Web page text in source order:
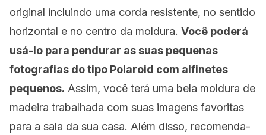
original incluindo uma corda resistente, no sentido
horizontal e no centro da moldura. Você poderá
usá-lo para pendurar as suas pequenas
fotografias do tipo Polaroid com alfinetes
pequenos. Assim, você terá uma bela moldura de
madeira trabalhada com suas imagens favoritas
para a sala da sua casa. Além disso, recomenda-